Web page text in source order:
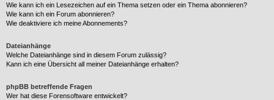
Wie kann ich ein Lesezeichen auf ein Thema setzen oder ein Thema abonnieren?
Wie kann ich ein Forum abonnieren?
Wie deaktiviere ich meine Abonnements?
Dateianhänge
Welche Dateianhänge sind in diesem Forum zulässig?
Kann ich eine Übersicht all meiner Dateianhänge erhalten?
phpBB betreffende Fragen
Wer hat diese Forensoftware entwickelt?